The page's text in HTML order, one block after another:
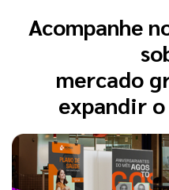
Acompanhe
mercado
expandir